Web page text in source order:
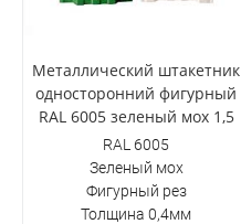
Металлический штакетник
односторонний фигурный
RAL 6005 зеленый мох 1,5
RAL 6005
Зеленый мох
Фигурный рез
Толщина 0,4мм